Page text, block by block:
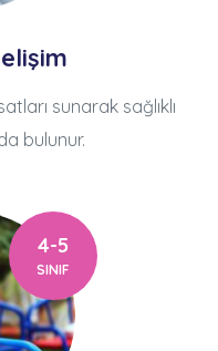
sunarak sağlıklı
bulunur.
4-5
SINIF